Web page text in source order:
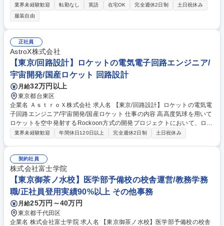
て、提携大学と連携しながら、候補者の選定、面接へのアテンド、採用の
オファーや採用後のフォローまで、一括して支援いただきます ■顧客課題
の抽出と改善提案 ■採用成功に向けた一貫支援 ■インターン生・内定者の
管理・フォロー ■入社前後のサポート ■成功事例・ノウハウの蓄積と共有
■プロダクト改善へのフィードバック 【仕事の魅力】インド工科大学など
海外トップ大学と連携し、グローバル人材採用の最前線で企業成長を支援
できます。 募集職種 【パートナーサクセス】インドIT人材採用を支援／
グローバルHR領域で活躍
業界未経験歓迎 転勤なし 英語 在宅OK 完全週休2日制
土日祝休み
服装自由
正社員
AstroX株式会社
【東京/回路設計】ロケットの電気電子回路エンジニア/
宇宙開発/国産ロケット 回路設計
月給32万円以上
東京都台東区
企業名 ＡｓｔｒｏＸ株式会社 求人名 【東京/回路設計】ロケットの電気電
子回路エンジニア/宇宙開発/国産ロケット 仕事の内容 高高度気球を用いて
ロケットを空中発射するRockoon方式の開発プロジェクトにおいて、ロケ
ットの電装系(アビオニクス)開発に関わる回路の仕様検討から設計、試
とが可能です。【概要】■マイコン周辺回路の設計・評価■センサのアナロ
グフロントエンド（圧力・温度・GNSS・IMU）■基板内/基板間のデジタ
ル通信（UART、SPI、CAN、RS-422 など） 募集職種 【東京/回路設計】
ロケットの電気電子回路エンジニア/宇宙開発/国産ロケット
業界未経験歓迎 年間休日120日以上 完全週休2日制 土日祝休み
契約社員
株式会社富士学院
【東京御茶ノ水校】医学部予備校の校舎運営/教務学務
職/正社員登用実績90%以上 その他事務
月給25万円～40万円
東京都千代田区
企業名 株式会社富士学院 求人名 【東京御茶ノ水校】医学部予備校の校舎